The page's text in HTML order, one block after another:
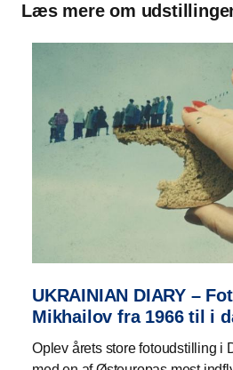
Læs mere om
UKRAINIAN DIARY –
Mikhailov fra 1966 til i
Oplev årets store fotoudstilling i